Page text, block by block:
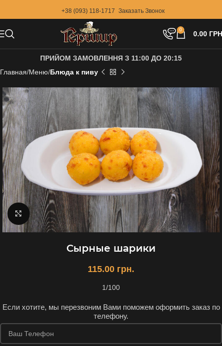
+38 (093) 118-1717 Заказать Звонок
0 0.00
ПРИЙОМ ЗАМОВЛЕННЯ З 11:00 ДО 20:15
Главная Меню Блюда к пиву
Увеличить
Сырные шарики
115.00 грн.
1/100
Если хотите, мы перезвоним Вами поможем оформить заказ по
телефону.